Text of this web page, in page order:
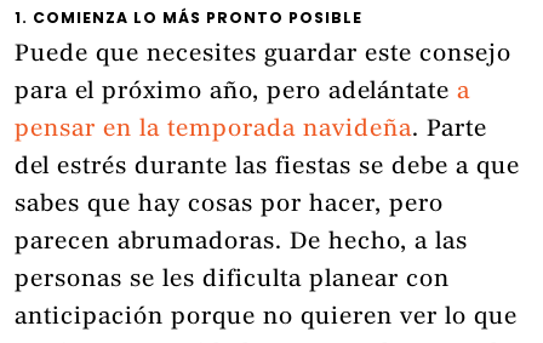
1. COMIENZA LO MÁS PRONTO POSIBLE
Puede que necesites guardar este consejo
para el próximo año, pero adelántate a
pensar en la temporada navideña. Parte
del estrés durante las fiestas se debe a que
sabes que hay cosas por hacer, pero
parecen abrumadoras. De hecho, a las
personas se les dificulta planear con
anticipación porque no quieren ver lo que